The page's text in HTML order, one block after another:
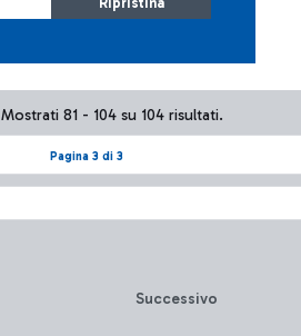
Pagina 3 di 3
Mostrati 81 - 104 su 104 risultati.
Successivo